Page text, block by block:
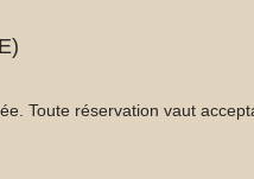
Toute réservation vaut